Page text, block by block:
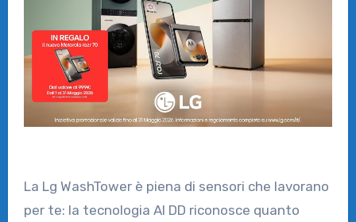
La Lg WashTower è piena di sensori che lavorano
per te: la tecnologia AI DD riconosce quanto